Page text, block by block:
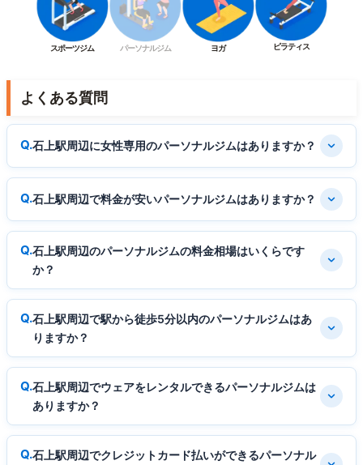
スポーツジム パーソナルジム ヨガ ピラティス
よくある質問
石上駅周辺に女性専用のパーソナルジムはありますか？
石上駅周辺で料金が安いパーソナルジムはありますか？
石上駅周辺のパーソナルジムの料金相場はいくらです
か？
石上駅周辺で駅から徒歩5分以内のパーソナルジムはあ
りますか？
石上駅周辺でウェアをレンタルできるパーソナルジムは
ありますか？
石上駅周辺でクレジットカード払いができるパーソナル